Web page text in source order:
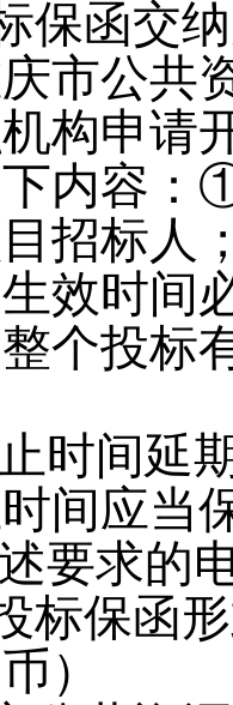
保函交
市公共
构申请
内容
招标人
效时间
个投标
时间延
间应当
要求的
标保函
）